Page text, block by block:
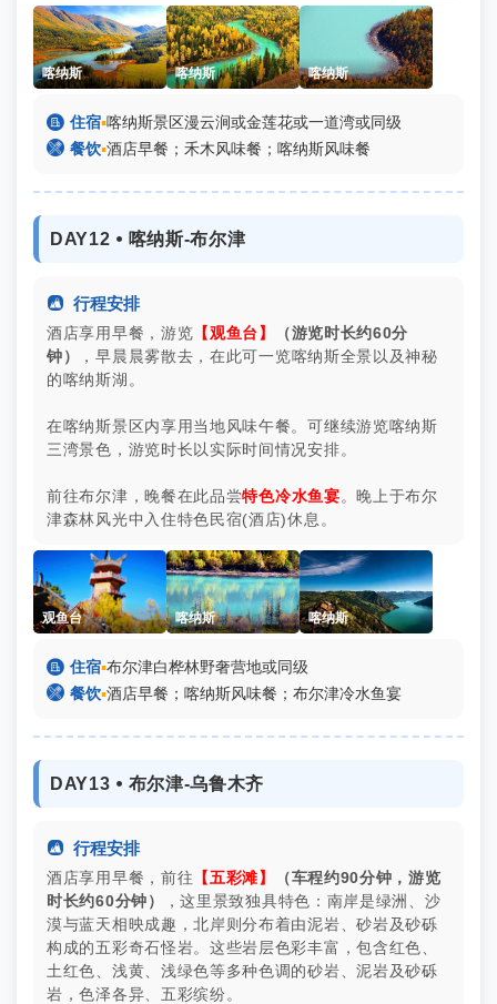
喀纳斯 喀纳斯 喀纳斯
 住宿▪喀纳斯景区漫云涧或金莲花或一道湾或同级
 餐饮▪酒店早餐；禾木风味餐；喀纳斯风味餐
DAY12 ⦁ 喀纳斯-布尔津
 行程安排
酒店享用早餐，游览 【观鱼台】
（游览时长约60分
钟）
，早晨晨雾散去，在此可一览喀纳斯全景以及神秘
的喀纳斯湖。
在喀纳斯景区内享用当地风味午餐。可继续游览喀纳斯
三湾景色，游览时长以实际时间情况安排。
前往布尔津，晚餐在此品尝特色冷水鱼宴。晚上于布尔
津森林风光中入住特色民宿(酒店)休息。
观鱼台 喀纳斯 喀纳斯
 住宿▪布尔津白桦林野奢营地或同级
 餐饮▪酒店早餐；喀纳斯风味餐；布尔津冷水鱼宴
DAY13 ⦁ 布尔津-乌鲁木齐
 行程安排
酒店享用早餐，前往 【五彩滩】
（车程约90分钟，游览
时长约60分钟）
，这里景致独具特色：南岸是绿洲、沙
漠与蓝天相映成趣，北岸则分布着由泥岩、砂岩及砂砾
构成的五彩奇石怪岩。这些岩层色彩丰富，包含红色、
土红色、浅黄、浅绿色等多种色调的砂岩、泥岩及砂砾
岩，色泽各异、五彩缤纷。